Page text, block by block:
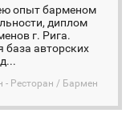
опыт барменом
диплом
г. Рига.
база авторских
- Ресторан / Бармен